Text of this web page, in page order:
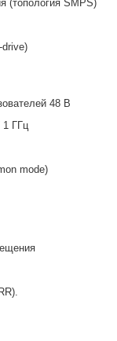
(топология SMPS)
48 В
1 ГГц
mode)